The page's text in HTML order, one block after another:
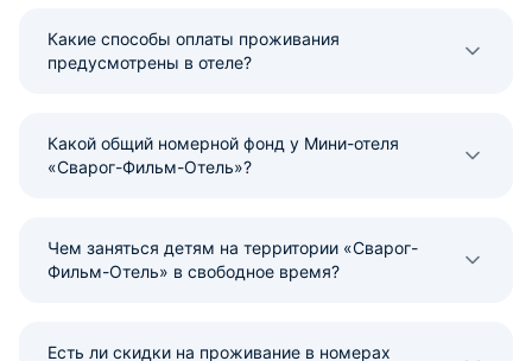
Какие способы оплаты проживания
предусмотрены в отеле?
Какой общий номерной фонд у Мини-отеля
«Сварог-Фильм-Отель»?
Чем заняться детям на территории «Сварог-
Фильм-Отель» в свободное время?
Есть ли скидки на проживание в номерах